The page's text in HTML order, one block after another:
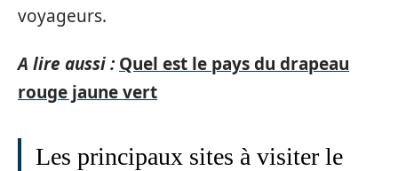
voyageurs.
A lire aussi : Quel est le pays du drapeau
rouge jaune vert
Les principaux sites à visiter le